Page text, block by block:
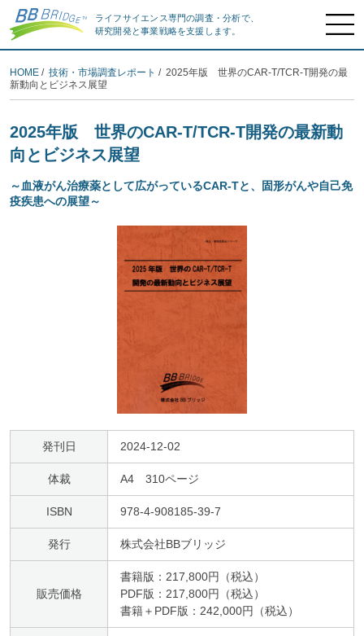
ライフサイエンス専門の調査・分析で、
研究開発と事業戦略を支援します。
HOME / 技術・市場調査レポート / 2025年版 世界のCAR-T/TCR-T開発の最
新動向とビジネス展望
2025年版 世界のCAR-T/TCR-T開発の最新動
向とビジネス展望
～血液がん治療薬として広がっているCAR-Tと、固形がんや自己免
疫疾患への展望～
発刊日 2024-12-02
体裁 A4 310ページ
ISBN 978-4-908185-39-7
発行 株式会社BBブリッジ
販売価格
書籍版：217,800円（税込）
PDF版：217,800円（税込）
書籍＋PDF版：242,000円（税込）